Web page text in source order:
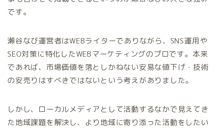
です。
瀬谷なび運営者はWEBライターでありながら、SNS運用や
SEO対策に特化したWEBマーケティングのプロです。本来
であれば、市場価値を落としかねない安易な値下げ・技術
の安売りはすべきではないという考えがありました。
しかし、ローカルメディアとして活動するなかで見えてき
た地域課題を解決し、より地域に寄り添った活動をしたい